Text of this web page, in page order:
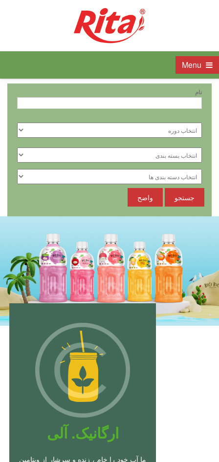
نام
جستجو واضح
ارگانیک. آلی
ما آب خود را خام ، زنده و سرشار از ویتامین